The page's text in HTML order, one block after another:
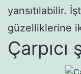
yansıtılabilir.
güzelliklerine
Çarpıcı